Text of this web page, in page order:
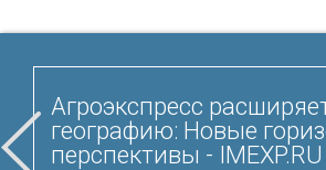
Агроэкспресс
географию: Новые
перспективы - IMEXP.RU